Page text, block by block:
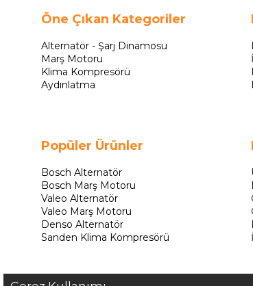
Öne Çıkan Kategoriler
Alternatör - Şarj Dinamosu
Marş Motoru
Klima Kompresörü
Aydınlatma
Popüler Ürünler
Bosch Alternatör
Bosch Marş Motoru
Valeo Alternatör
Valeo Marş Motoru
Denso Alternatör
Sanden Klima Kompresörü